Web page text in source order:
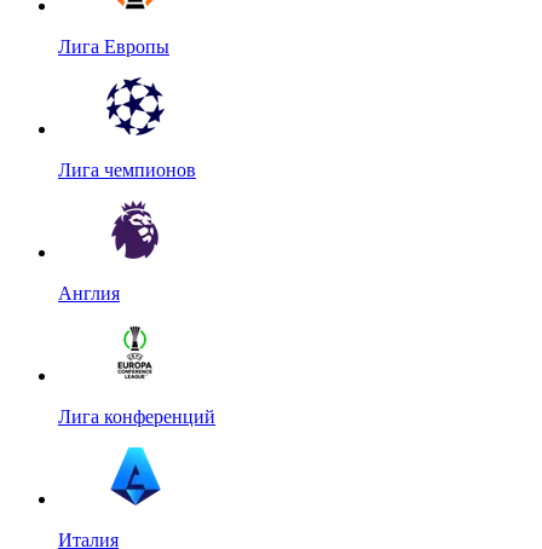
Лига Европы
Лига чемпионов
Англия
Лига конференций
Италия